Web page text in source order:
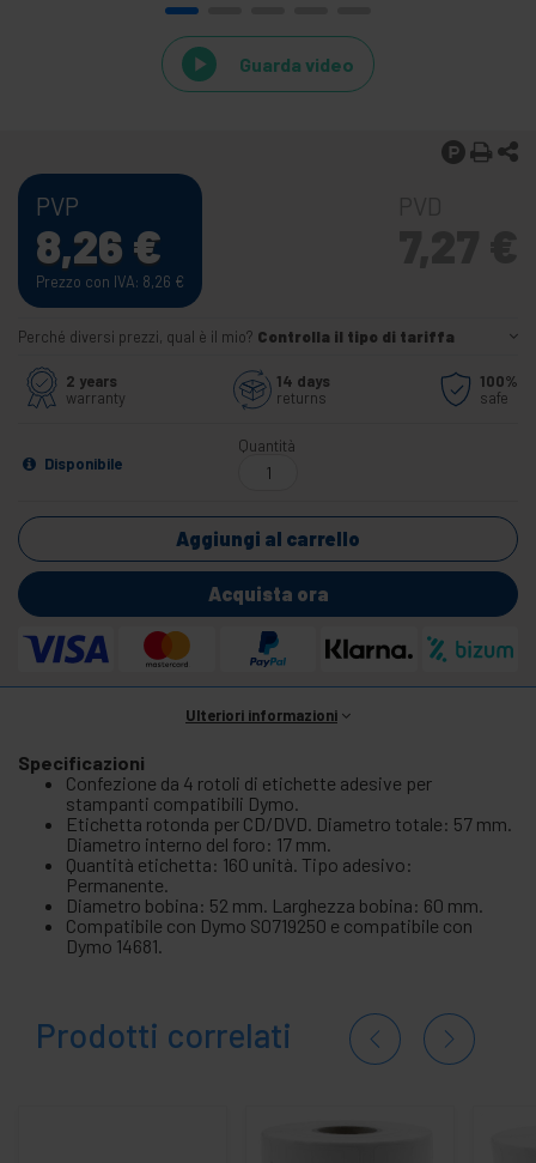
Guarda video
PVP
8,26 €
Prezzo con IVA: 8,26 €
Perché diversi prezzi, qual è il mio? Controlla il tipo di tariffa
2 years
warranty
14 days
returns
100%
safe
Disponibile
Quantità
Aggiungi al carrello
Acquista ora
Ulteriori informazioni
Specificazioni
Confezione da 4 rotoli di etichette adesive per
stampanti compatibili Dymo.
Etichetta rotonda per CD/DVD. Diametro totale: 57 mm.
Diametro interno del foro: 17 mm.
Quantità etichetta: 160 unità. Tipo adesivo:
Permanente.
Diametro bobina: 52 mm. Larghezza bobina: 60 mm.
Compatibile con Dymo S0719250 e compatibile con
Dymo 14681.
Prodotti correlati